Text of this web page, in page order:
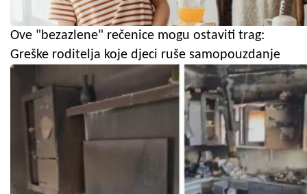
Ove "bezazlene" rečenice mogu ostaviti trag:
Greške roditelja koje djeci ruše samopouzdanje